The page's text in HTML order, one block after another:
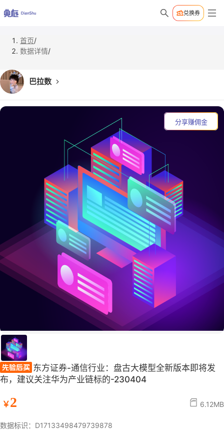
兑换券
首页/
数据详情/
巴拉数
分享赚佣金
东方证券-通信行业：盘古大模型全新版本即将发
布，建议关注华为产业链标的-230404
￥2 6.12MB
数据标识：D17133498479739878